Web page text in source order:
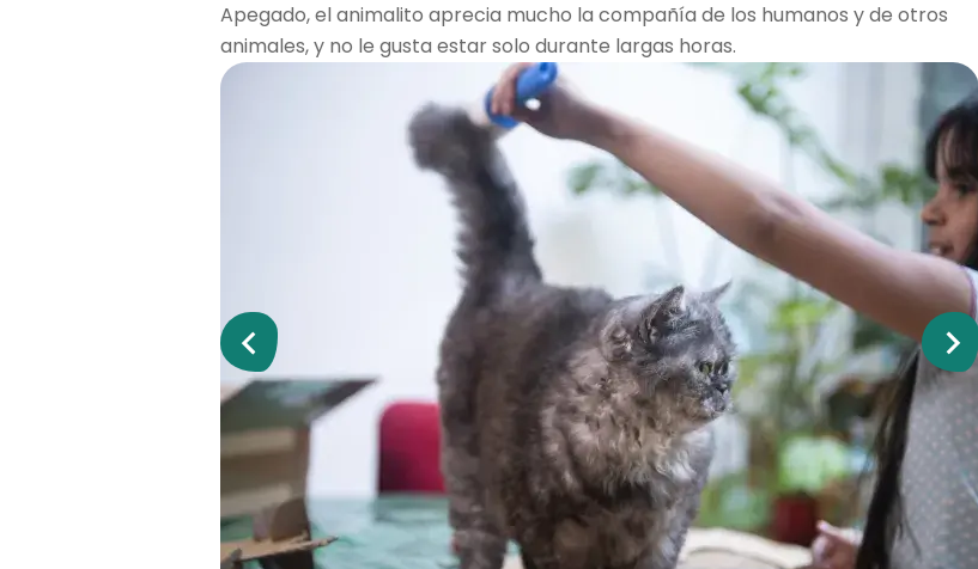
Apegado, el animalito aprecia mucho la compañía de los humanos y de otros
animales, y no le gusta estar solo durante largas horas.